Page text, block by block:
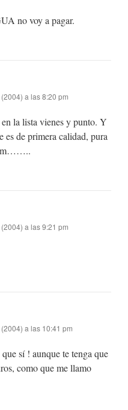
no voy a pagar.
a las 8:20 pm
en la lista vienes y punto. Y
es de primera calidad, pura
a las 9:21 pm
a las 10:41 pm
sí ! aunque te tenga que
como que me llamo